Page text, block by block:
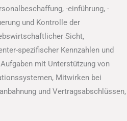
-einführung, -
und Kontrolle der
Sicht,
spezifischer Kennzahlen und
mit Unterstützung von
Mitwirken bei
und Vertragsabschlüssen,